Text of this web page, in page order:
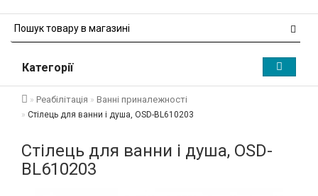
Категорії
Реабілітація Ванні приналежності
Стілець для ванни і душа, OSD-BL610203
Стілець для ванни і душа, OSD-
BL610203